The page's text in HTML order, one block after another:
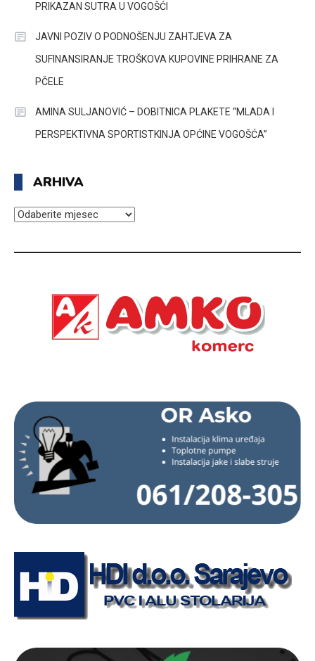
PRIKAZAN SUTRA U VOGOŠĆI
JAVNI POZIV O PODNOŠENJU ZAHTJEVA ZA
SUFINANSIRANJE TROŠKOVA KUPOVINE PRIHRANE ZA
PČELE
AMINA SULJANOVIĆ – DOBITNICA PLAKETE “MLADA I
PERSPEKTIVNA SPORTISTKINJA OPĆINE VOGOŠĆA”
ARHIVA
ARHIVA